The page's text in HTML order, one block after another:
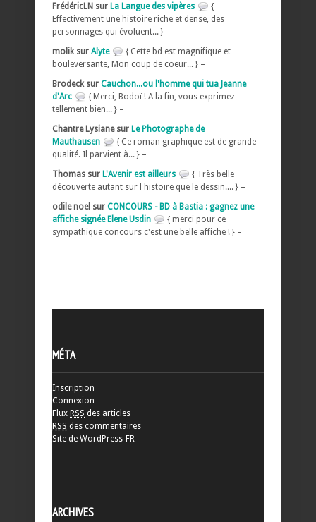
FrédéricLN sur La Langue des vipères
{
Effectivement une histoire riche et dense, des
personnages qui évoluent... } –
molik sur Alyte
{ Cette bd est magnifique et
bouleversante, Mon coup de coeur... } –
Brodeck sur Cauchon...ou l'homme qui tua Jeanne
d'Arc
{ Merci, Bodoï ! A la fin, vous exprimez
tellement bien... } –
Chantre Lysiane sur Le Photographe de
Mauthausen
{ Ce roman graphique est de grande
qualité. Il parvient à... } –
Thomas sur L'Avenir est ailleurs
{ Très belle
découverte autant sur l histoire que le dessin.... } –
odile noel sur CONCOURS - BD à Bastia : gagnez une
affiche signée Elene Usdin
{ merci pour ce
sympathique concours c'est une belle affiche ! } –
MÉTA
Inscription
Connexion
Flux RSS des articles
RSS des commentaires
Site de WordPress-FR
ARCHIVES